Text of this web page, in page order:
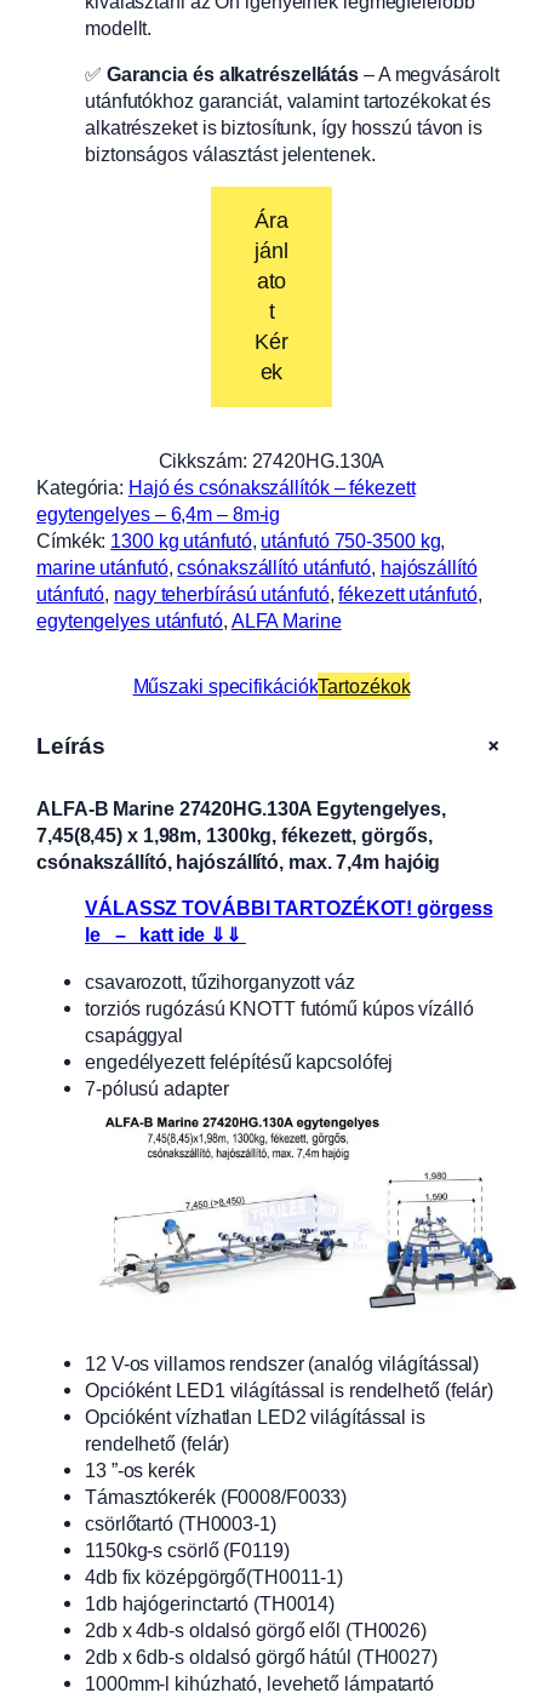
modellt.
✅ Garancia és alkatrészellátás – A megvásárolt
utánfutókhoz garanciát, valamint tartozékokat és
alkatrészeket is biztosítunk, így hosszú távon is
biztonságos választást jelentenek.
Ára
jánl
ato
t
Kér
ek
Cikkszám: 27420HG.130A
Kategória: Hajó és csónakszállítók – fékezett
egytengelyes – 6,4m – 8m-ig
Címkék: 1300 kg utánfutó, utánfutó 750-3500 kg
marine utánfutó, csónakszállító utánfutó hajószállító
utánfutó nagy teherbírású utánfutó, fékezett utánfutó
egytengelyes utánfutó, ALFA Marine
Műszaki specifikációkTartozékok
Leírás +
ALFA-B Marine 27420HG.130A Egytengelyes,
7,45(8,45) x 1,98m, 1300kg, fékezett, görgős,
csónakszállító, hajószállító, max. 7,4m hajóig
VÁLASSZ TOVÁBBI TARTOZÉKOT! görgess
le – katt ide ⇓⇓
csavarozott, tűzihorganyzott váz
torziós rugózású KNOTT futómű kúpos vízálló
csapággyal
engedélyezett felépítésű kapcsolófej
7-pólusú adapter
12 V-os villamos rendszer (analóg világítással)
Opcióként LED1 világítással is rendelhető (felár)
Opcióként vízhatlan LED2 világítással is
rendelhető (felár)
13 ”-os kerék
Támasztókerék (F0008/F0033)
csörlőtartó (TH0003-1)
1150kg-s csörlő (F0119)
4db fix középgörgő(TH0011-1)
1db hajógerinctartó (TH0014)
2db x 4db-s oldalsó görgő elől (TH0026)
2db x 6db-s oldalsó görgő hátúl (TH0027)
1000mm-l kihúzható, levehető lámpatartó